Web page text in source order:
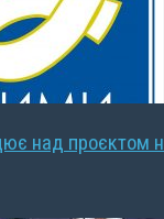
над проєктом